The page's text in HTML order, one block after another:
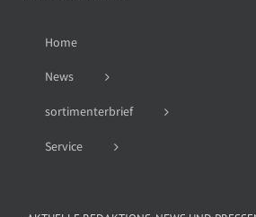
Home
News
sortimenterbrief
Service